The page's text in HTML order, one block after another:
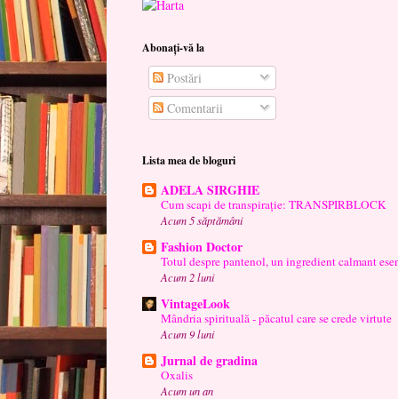
Abonați-vă la
Postări
Comentarii
Lista mea de bloguri
ADELA SIRGHIE
Cum scapi de transpirație: TRANSPIRBLOCK
Acum 5 săptămâni
Fashion Doctor
Totul despre pantenol, un ingredient calmant
Acum 2 luni
VintageLook
Mândria spirituală - păcatul care se crede virtute
Acum 9 luni
Jurnal de gradina
Oxalis
Acum un an